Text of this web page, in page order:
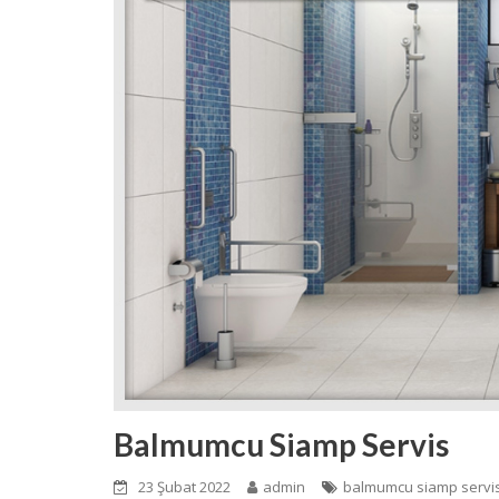
Balmumcu Siamp Servis
23 Şubat 2022 admin balmumcu siamp